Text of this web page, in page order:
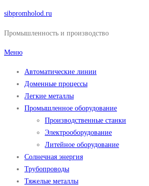
Перейти
содержимому
sibpromholod.ru
Промышленность и производство
Меню
Автоматические линии
Доменные процессы
Легкие металлы
Промышленное оборудование
Производственные станки
Электрооборудование
Литейное оборудование
Солнечная энергия
Трубопроводы
Тяжелые металлы